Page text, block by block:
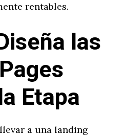
rentables.
las
Etapa
a una landing